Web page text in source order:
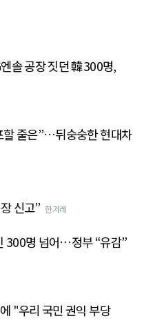
솔 공장 짓던 韓300명,
할 줄은”…뒤숭숭한 현대차
신고” 한겨레
300명 넘어…정부 “유감”
"우리 국민 권익 부당